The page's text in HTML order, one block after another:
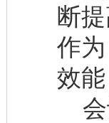
断
作
效
会